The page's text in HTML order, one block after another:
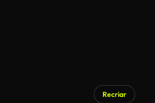
Recriar